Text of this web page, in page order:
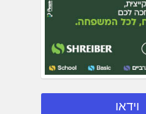
וידאו